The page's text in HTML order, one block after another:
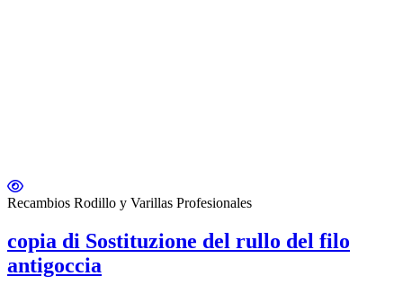
Recambios Rodillo y Varillas Profesionales
copia di Sostituzione del rullo del filo
antigoccia